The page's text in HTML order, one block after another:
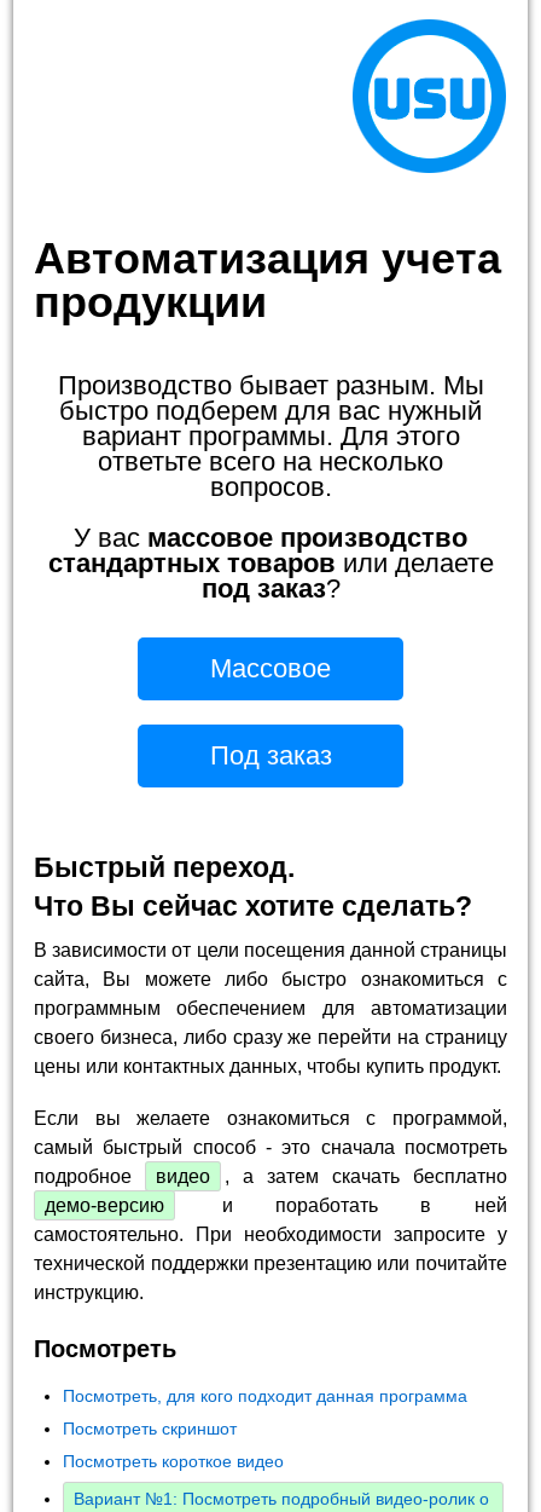
Автоматизация учета
продукции
Производство бывает разным. Мы
быстро подберем для вас нужный
вариант программы. Для этого
ответьте всего на несколько
вопросов.
У вас массовое производство
стандартных товаров или делаете
под заказ?
Массовое
Под заказ
Быстрый переход.
Что Вы сейчас хотите сделать?
В зависимости от цели посещения данной страницы
сайта, Вы можете либо быстро ознакомиться с
программным обеспечением для автоматизации
своего бизнеса, либо сразу же перейти на страницу
цены или контактных данных, чтобы купить продукт.
Если вы желаете ознакомиться с программой,
самый быстрый способ - это сначала посмотреть
подробное
видео
, а затем скачать бесплатно
демо-версию
и поработать в ней
самостоятельно. При необходимости запросите у
технической поддержки презентацию или почитайте
инструкцию.
Посмотреть
Посмотреть, для кого подходит данная программа
Посмотреть скриншот
Посмотреть короткое видео
Вариант №1: Посмотреть подробный видео-ролик о